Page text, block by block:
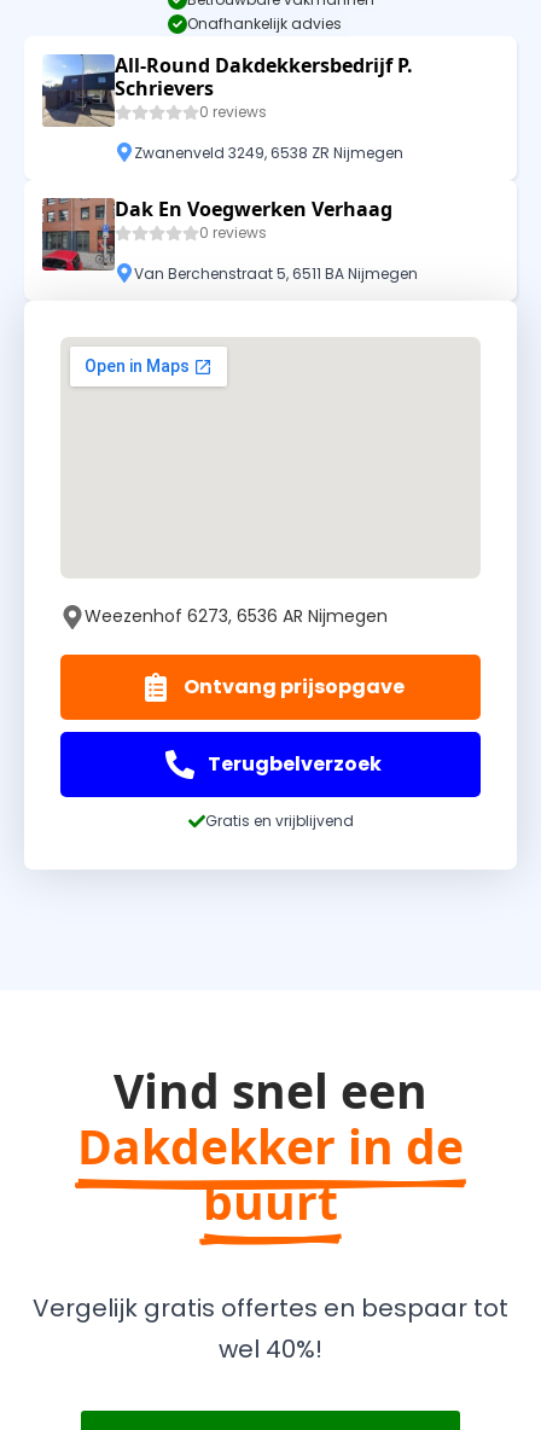
Onafhankelijk advies
All-Round Dakdekkersbedrijf P.
Schrievers
0 reviews
Zwanenveld 3249, 6538 ZR Nijmegen
Dak En Voegwerken Verhaag
0 reviews
Van Berchenstraat 5, 6511 BA Nijmegen
Weezenhof 6273, 6536 AR Nijmegen
Ontvang prijsopgave
Terugbelverzoek
Gratis en vrijblijvend
Vind snel een
Dakdekker in de
buurt
Vergelijk gratis offertes en bespaar tot
wel 40%!